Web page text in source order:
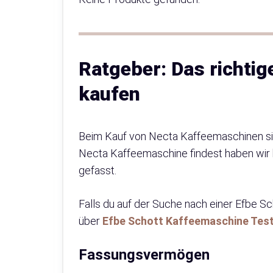
Ratgeber: Das
kaufen
Beim Kauf von Necta Kaffeemaschinen
Necta Kaffeemaschine findest haben
gefasst.
Falls du auf der Suche nach einer Efbe
über Efbe Schott Kaffeemaschine
Fassungsvermögen